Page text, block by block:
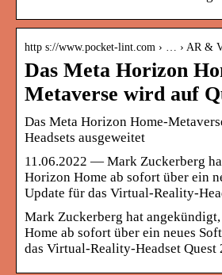
http s://www.pocket-lint.com › … › AR &
Das Meta Horizon
Metaverse wird auf
Das Meta Horizon Home-
Headsets ausgeweitet
11.06.2022 — Mark Zuckerberg
Horizon Home ab sofort über ein
Update für das Virtual-Reality-
Mark Zuckerberg hat
Home ab sofort über ein neues
das Virtual-Reality-Headset Quest